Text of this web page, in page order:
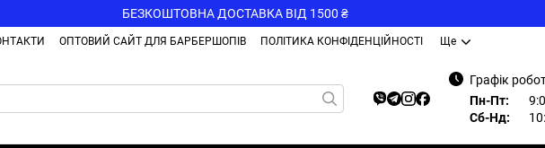
БЕЗКОШТОВНА ДОСТАВКА ВІД 1500 ₴
ОПТОВИЙ САЙТ ДЛЯ БАРБЕРШОПІВ ПОЛІТИКА КОНФІДЕНЦІЙНОСТІ Ще
Графік
Пн-Пт:
Сб-Нд: